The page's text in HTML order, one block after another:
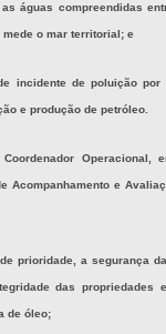
águas compreendidas
o mar territorial; e
incidente de poluição por
e produção de petróleo.
Operacional,
Acompanhamento e
prioridade, a segurança
das propriedades
de óleo;